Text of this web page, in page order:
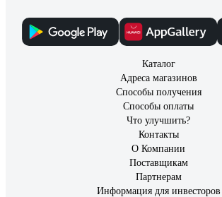
Каталог
Адреса магазинов
Способы получения
Способы оплаты
Что улучшить?
Контакты
О Компании
Поставщикам
Партнерам
Информация для инвесторов